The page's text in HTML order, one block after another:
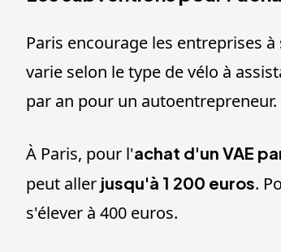
Paris encourage les entreprises
varie selon le type de vélo à
par an pour un autoentrepreneur.
À Paris, pour l'achat d'un VAE
peut aller jusqu'à 1 200 euros.
s'élever à 400 euros.